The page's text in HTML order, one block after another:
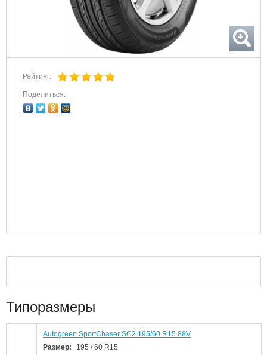
Рейтинг:
Поделиться:
Типоразмеры
Autogreen SportChaser SC2 195/60 R15 88V
Размер:
195 / 60 R15